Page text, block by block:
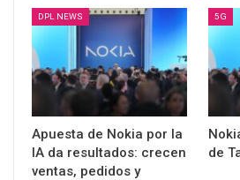
DPL NEWS
Apuesta de Nokia por la
IA da resultados: crecen
ventas, pedidos y
5G
de